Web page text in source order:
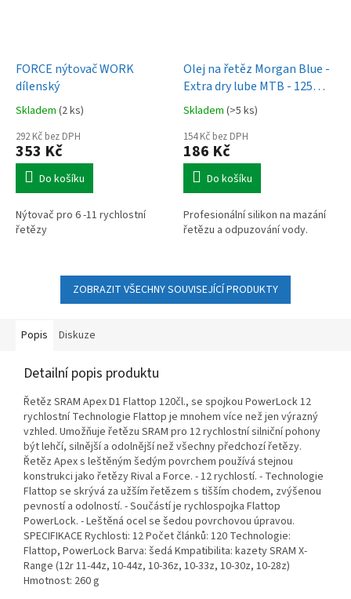
FORCE nýtovač WORK
dílenský
Skladem (2 ks)
292 Kč bez DPH
353 Kč
Do košíku
Nýtovač pro 6 -11 rychlostní
řetězy
Olej na řetěz Morgan Blue -
Extra dry lube MTB - 125ml
kapátko
Skladem (>5 ks)
154 Kč bez DPH
186 Kč
Do košíku
Profesionální silikon na mazání
řetězu a odpuzování vody.
ZOBRAZIT VŠECHNY SOUVISEJÍCÍ PRODUKTY
Popis Diskuze
Detailní popis produktu
Řetěz SRAM Apex D1 Flattop 120čl., se spojkou PowerLock 12
rychlostní Technologie Flattop je mnohem více než jen výrazný
vzhled. Umožňuje řetězu SRAM pro 12 rychlostní silniční pohony
být lehčí, silnější a odolnější než všechny předchozí řetězy.
Řetěz Apex s leštěným šedým povrchem používá stejnou
konstrukci jako řetězy Rival a Force. - 12 rychlostí. - Technologie
Flattop se skrývá za užším řetězem s tišším chodem, zvýšenou
pevností a odolností. - Součástí je rychlospojka Flattop
PowerLock. - Leštěná ocel se šedou povrchovou úpravou.
SPECIFIKACE Rychlosti: 12 Počet článků: 120 Technologie:
Flattop, PowerLock Barva: šedá Kmpatibilita: kazety SRAM X-
Range (12r 11-44z, 10-44z, 10-36z, 10-33z, 10-30z, 10-28z)
Hmotnost: 260 g